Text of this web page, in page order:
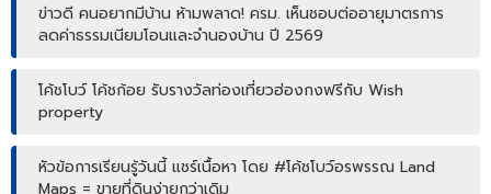
ข่าวดี คนอยากมีบ้าน ห้ามพลาด! ครม. เห็นชอบต่ออายุมาตรการ
ลดค่าธรรมเนียมโอนและจำนองบ้าน ปี 2569
โค้ชโบว์ โค้ชก้อย รับรางวัลท่องเที่ยวฮ่องกงฟรีกับ Wish
property
หัวข้อการเรียนรู้วันนี้ แชร์เนื้อหา โดย #โค้ชโบว์อรพรรณ Land
Maps = ขายที่ดินง่ายกว่าเดิม